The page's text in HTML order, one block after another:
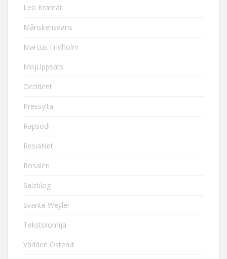
Leo Kramár
Månskensdans
Marcus Fridholm
MojUppsats
Occident
Pressylta
Rapsodi
ResiaNet
Rosaièn
Salzblog
Svante Weyler
Tekstolomija
Världen Österut